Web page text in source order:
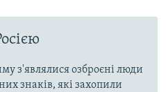
з'являлися озброєні люди
знаків, які захопили